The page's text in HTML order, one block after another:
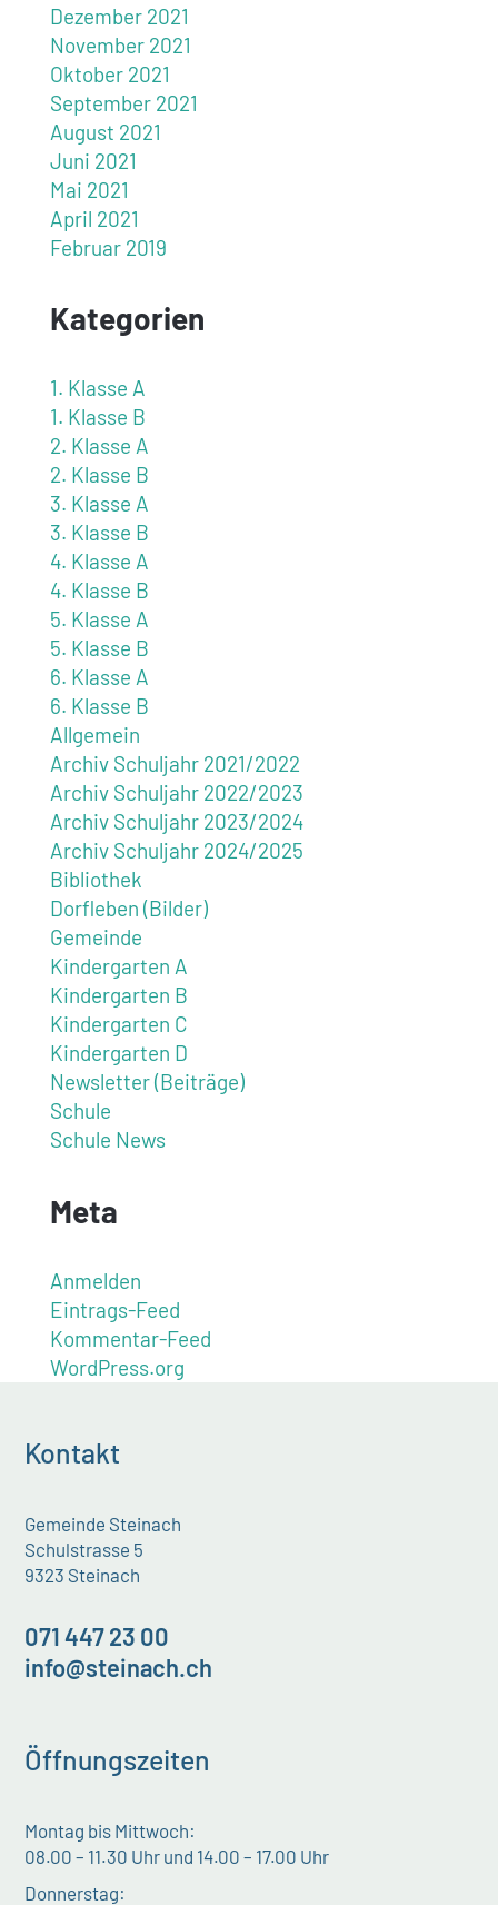
Dezember 2021
November 2021
Oktober 2021
September 2021
August 2021
Juni 2021
Mai 2021
April 2021
Februar 2019
Kategorien
1. Klasse A
1. Klasse B
2. Klasse A
2. Klasse B
3. Klasse A
3. Klasse B
4. Klasse A
4. Klasse B
5. Klasse A
5. Klasse B
6. Klasse A
6. Klasse B
Allgemein
Archiv Schuljahr 2021/2022
Archiv Schuljahr 2022/2023
Archiv Schuljahr 2023/2024
Archiv Schuljahr 2024/2025
Bibliothek
Dorfleben (Bilder)
Gemeinde
Kindergarten A
Kindergarten B
Kindergarten C
Kindergarten D
Newsletter (Beiträge)
Schule
Schule News
Meta
Anmelden
Eintrags-Feed
Kommentar-Feed
WordPress.org
Kontakt
Gemeinde Steinach
Schulstrasse 5
9323 Steinach
071 447 23 00
info@steinach.ch
Öffnungszeiten
Montag bis Mittwoch:
08.00 – 11.30 Uhr und 14.00 – 17.00 Uhr
Donnerstag: